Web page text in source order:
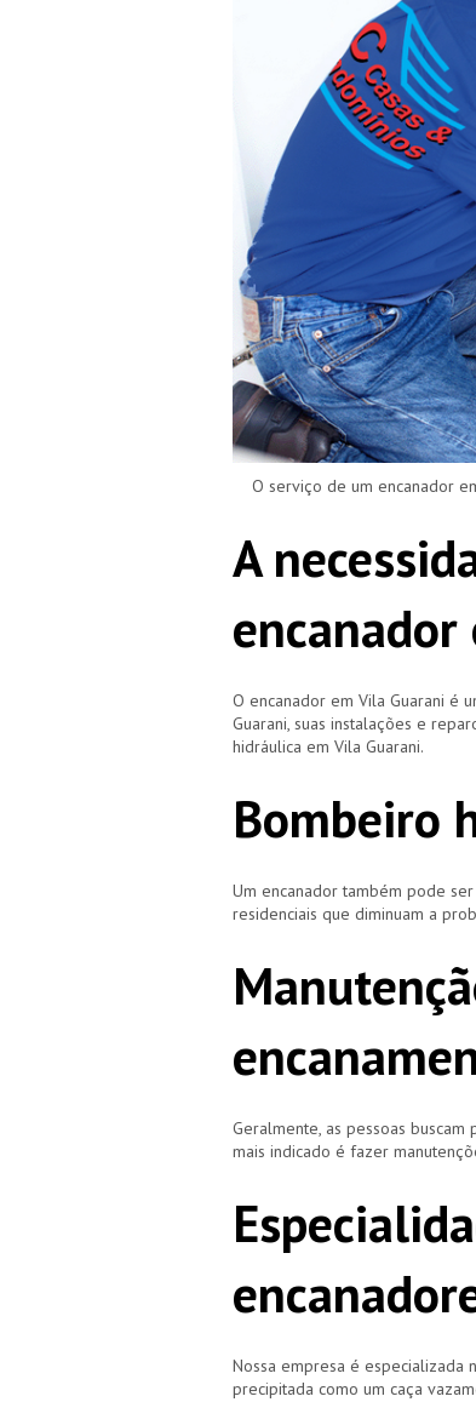
O serviço de um encanador
A
O encanador em Vila Guarani é
Guarani, suas instalações e
hidráulica em Vila Guarani.
Bombeiro
Um encanador também pode
residenciais que diminuam a
Geralmente, as pessoas
mais indicado é fazer
Nossa empresa é especializada
precipitada como um caça